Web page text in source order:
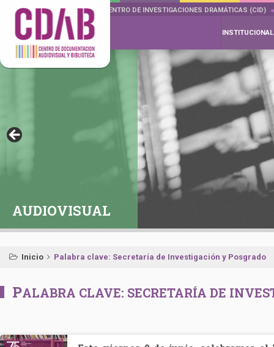
DOCUMENTA DRAMÁTICAS CENTRO DE INVESTIGACIONES DRAMÁTICAS (CID)
INSTITUCIONAL
AUDIOVISUAL
Inicio Palabra clave: Secretaría de Investigación y Posgrado
PALABRA CLAVE: SECRETARÍA DE